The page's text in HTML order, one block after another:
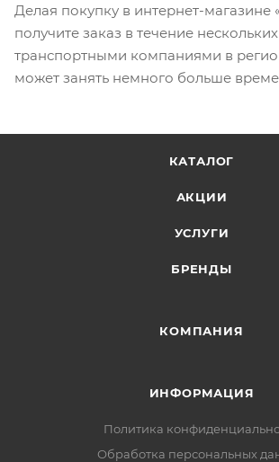
Делая покупку в интернет-магазине
получите заказ в течение
транспортными компаниями в
может занять немного больше
КАТАЛОГ
АКЦИИ
УСЛУГИ
БРЕНДЫ
КОМПАНИЯ
ИНФОРМАЦИЯ
Политика
Обработка персональных